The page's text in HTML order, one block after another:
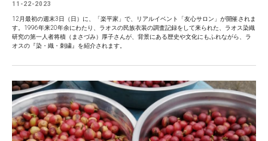
11-22-2023
12月最初の週末3日（日）に、「楽平家」で、リアルイベント「友心サロン」が開催されま
す。1996年来20年余にわたり、ラオスの民族衣装の調査記録をして来られた、ラオス染織
研究の第一人者将積（まさづみ）厚子さんが、背景にある歴史や文化にもふれながら、ラ
オスの『染・織・刺繍』を紹介されます。